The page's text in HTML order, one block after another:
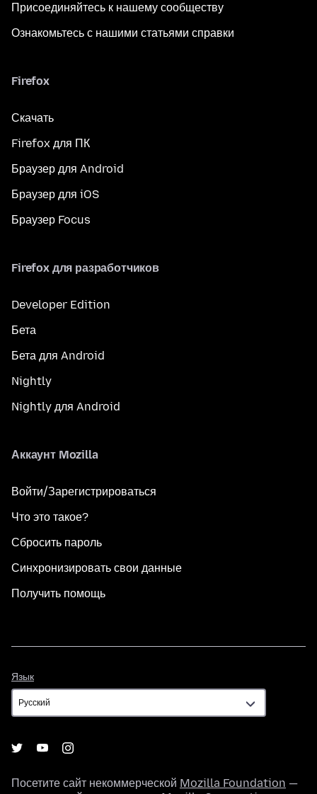
Присоединяйтесь к нашему сообществу
Ознакомьтесь с нашими статьями справки
Firefox
Скачать
Firefox для ПК
Браузер для Android
Браузер для iOS
Браузер Focus
Firefox для разработчиков
Developer Edition
Бета
Бета для Android
Nightly
Nightly для Android
Аккаунт Mozilla
Войти/Зарегистрироваться
Что это такое?
Сбросить пароль
Синхронизировать свои данные
Получить помощь
Язык
Посетите сайт некоммерческой Mozilla Foundation —